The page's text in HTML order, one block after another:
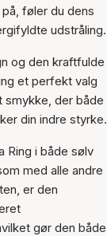
er tilføjet til kurven
føler du dens
udstråling.
og den kraftfulde
et perfekt valg
smykke, der både
din indre styrke.
Ring i både sølv
med alle andre
er den
gør den både